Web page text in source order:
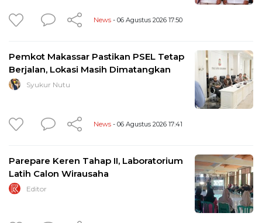
News - 06 Agustus 2026 17:50
Pemkot Makassar Pastikan PSEL Tetap
Berjalan, Lokasi Masih Dimatangkan
Syukur Nutu
News - 06 Agustus 2026 17:41
Parepare Keren Tahap II, Laboratorium
Latih Calon Wirausaha
Editor